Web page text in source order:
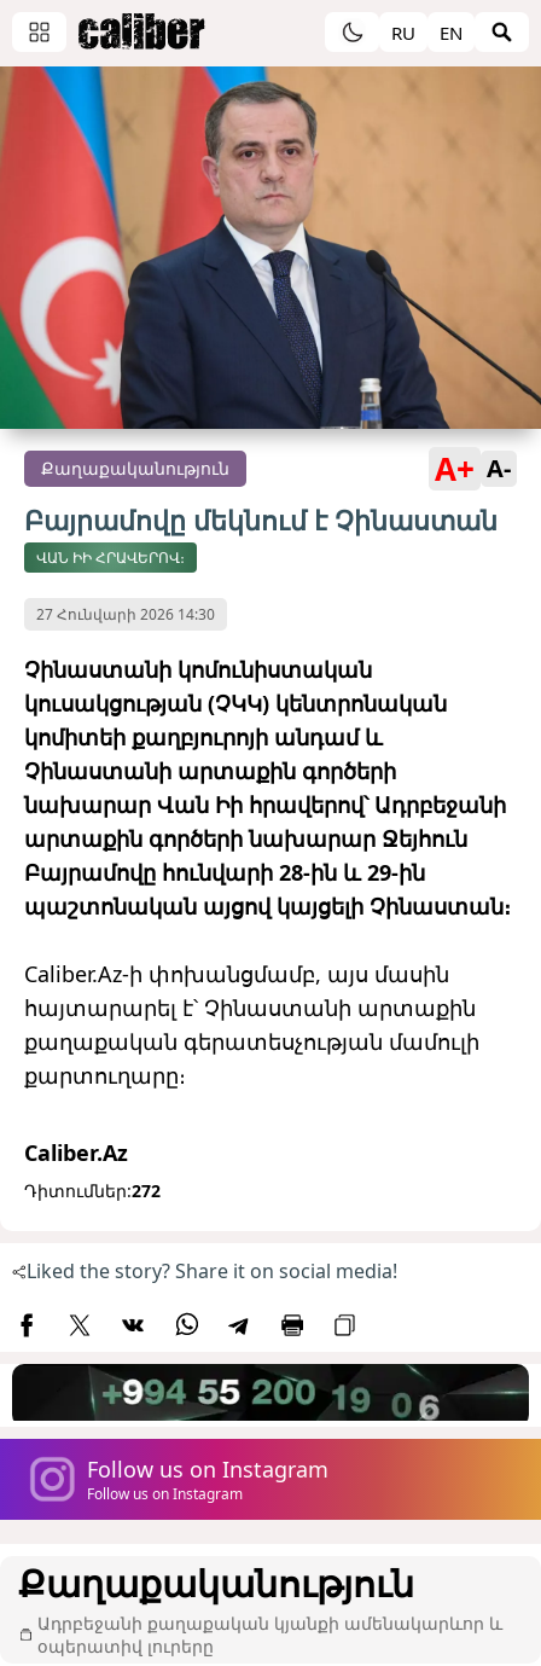
RU EN
Քաղաքականություն A+ A-
Բայրամովը մեկնում է Չինաստան
ՎԱՆ ԻԻ ՀՐԱՎԵՐՈՎ։
27 Հունվարի 2026 14:30
Չինաստանի կոմունիստական ​​
կուսակցության (ՉԿԿ) կենտրոնական
կոմիտեի քաղբյուրոյի անդամ և
Չինաստանի արտաքին գործերի
նախարար Վան Իի հրավերով՝ Ադրբեջանի
արտաքին գործերի նախարար Ջեյհուն
Բայրամովը հունվարի 28-ին և 29-ին
պաշտոնական այցով կայցելի Չինաստան։
Caliber.Az-ի փոխանցմամբ, այս մասին
հայտարարել է՝ Չինաստանի արտաքին
քաղաքական գերատեսչության մամուլի
քարտուղարը։
Caliber.Az
Դիտումներ:272
Liked the story? Share it on social media!
Follow us on Instagram
Follow us on Instagram
Քաղաքականություն
Ադրբեջանի քաղաքական կյանքի ամենակարևոր և
օպերատիվ լուրերը